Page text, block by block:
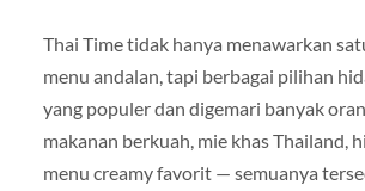
Thai Time tidak hanya menawarkan
menu andalan, tapi berbagai pilihan
yang populer dan digemari banyak
makanan berkuah, mie khas Thailand,
menu creamy favorit — semuanya